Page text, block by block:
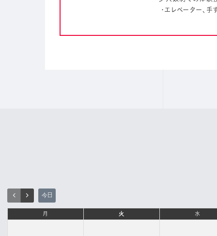
・エレベーター、
今日
月 火 水